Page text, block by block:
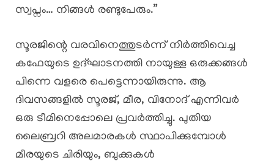
സ്വപ്നം… നിങ്ങൾ രണ്ടുപേരും.”
സൂരജിന്റെ വരവിനെത്തുടർന്ന് നിർത്തിവെച്ച
കഫേയുടെ ഉദ്ഘാടനത്തി നായുള്ള ഒരുക്കങ്ങൾ
പിന്നെ വളരെ പെട്ടെന്നായിരുന്നു. ആ
ദിവസങ്ങളിൽ സൂരജ്, മീര, വിനോദ് എന്നിവർ
ഒരു ടീമിനെപ്പോലെ പ്രവർത്തിച്ചു. പുതിയ
ലൈബ്രറി അലമാരകൾ സ്ഥാപിക്കുമ്പോൾ
മീരയുടെ ചിരിയും, ബുക്കുകൾ